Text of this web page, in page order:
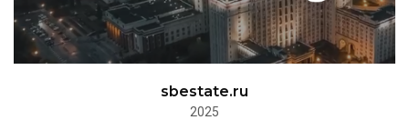
sbestate.ru
2025